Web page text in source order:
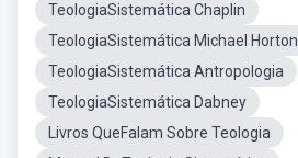
TeologiaSistemática Chaplin
TeologiaSistemática Michael Horton
TeologiaSistemática Antropologia
TeologiaSistemática Dabney
Livros QueFalam Sobre Teologia